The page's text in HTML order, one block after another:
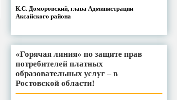
К.С. Доморовский, глава Администрации
Аксайского района
«Горячая линия» по защите прав
потребителей платных
образовательных услуг – в
Ростовской области!